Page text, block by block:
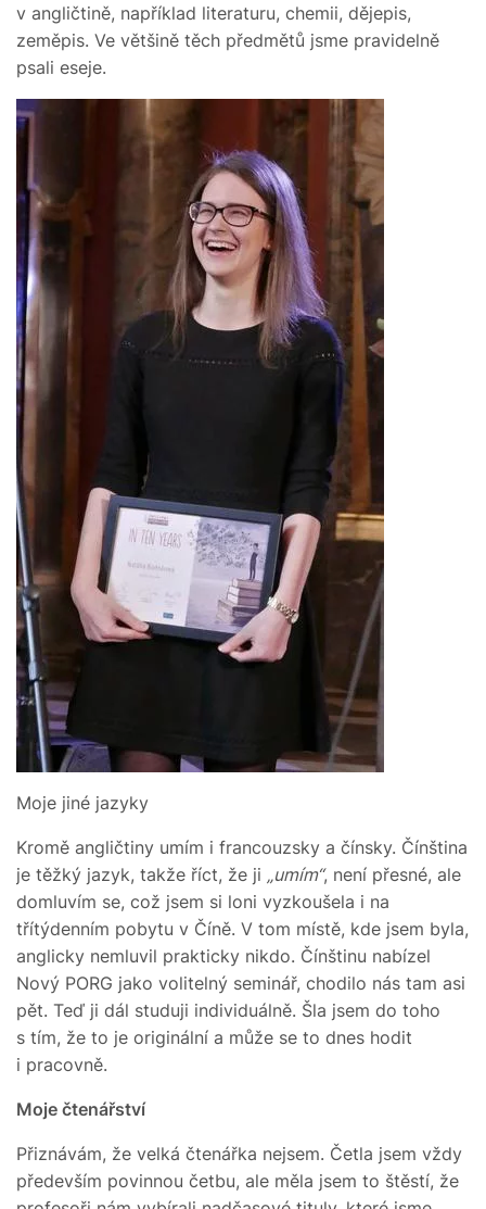
v angličtině, například literaturu, chemii, dějepis,
zeměpis. Ve většině těch předmětů jsme pravidelně
psali eseje.
Moje jiné jazyky
Kromě angličtiny umím i francouzsky a čínsky. Čínština
je těžký jazyk, takže říct, že ji „umím“, není přesné, ale
domluvím se, což jsem si loni vyzkoušela i na
třítýdenním pobytu v Číně. V tom místě, kde jsem byla,
anglicky nemluvil prakticky nikdo. Čínštinu nabízel
Nový PORG jako volitelný seminář, chodilo nás tam asi
pět. Teď ji dál studuji individuálně. Šla jsem do toho
s tím, že to je originální a může se to dnes hodit
i pracovně.
Moje čtenářství
Přiznávám, že velká čtenářka nejsem. Četla jsem vždy
především povinnou četbu, ale měla jsem to štěstí, že